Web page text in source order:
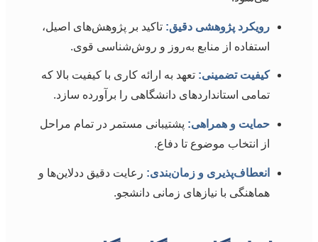
رویکرد پژوهشی دقیق: تاکید بر پژوهش‌های اصیل،
استفاده از منابع به‌روز و روش‌شناسی قوی.
کیفیت تضمینی: تعهد به ارائه کاری با کیفیت بالا که
تمامی استانداردهای دانشگاهی را برآورده سازد.
حمایت و همراهی: پشتیبانی مستمر در تمام مراحل
از انتخاب موضوع تا دفاع.
انعطاف‌پذیری و زمان‌بندی: رعایت دقیق ددلاین‌ها و
هماهنگی با نیازهای زمانی دانشجو.